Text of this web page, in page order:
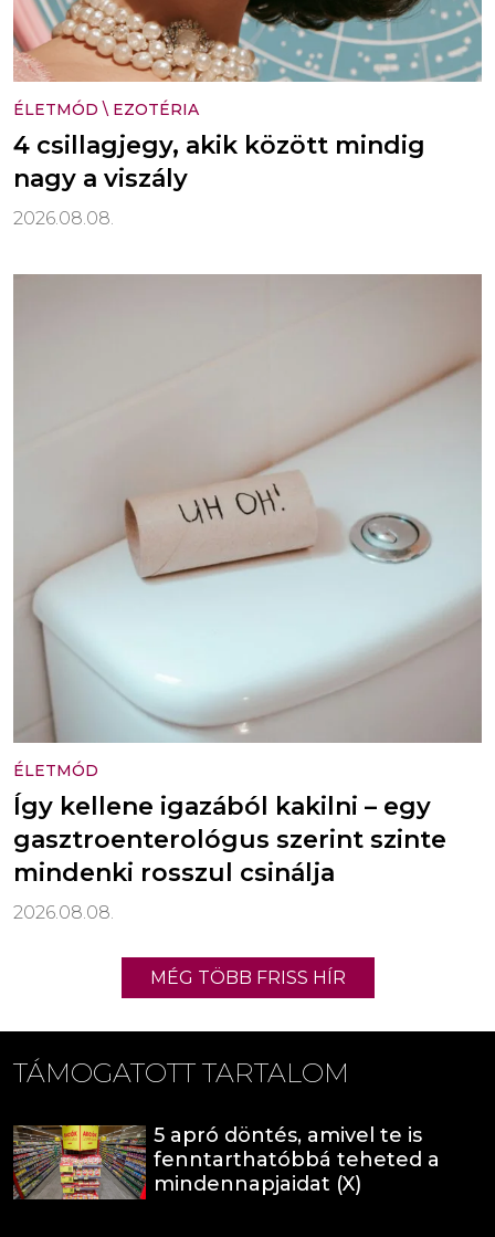
ÉLETMÓD \ EZOTÉRIA
4 csillagjegy, akik között mindig
nagy a viszály
2026.08.08.
ÉLETMÓD
Így kellene igazából kakilni – egy
gasztroenterológus szerint szinte
mindenki rosszul csinálja
2026.08.08.
MÉG TÖBB FRISS HÍR
TÁMOGATOTT TARTALOM
5 apró döntés, amivel te is
fenntarthatóbbá teheted a
mindennapjaidat (X)